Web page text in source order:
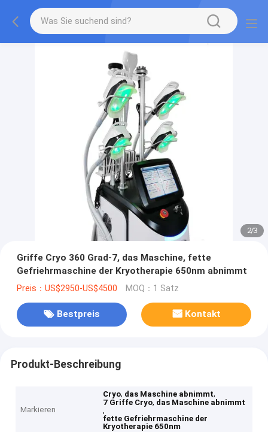
2/3
Griffe Cryo 360 Grad-7, das Maschine, fette
Gefriehrmaschine der Kryotherapie 650nm abnimmt
Preis：US$2950-US$4500 MOQ：1 Satz
Bestpreis Kontakt
Produkt-Beschreibung
Markieren
Cryo, das Maschine abnimmt,
7 Griffe Cryo, das Maschine abnimmt
,
fette Gefriehrmaschine der
Kryotherapie 650nm